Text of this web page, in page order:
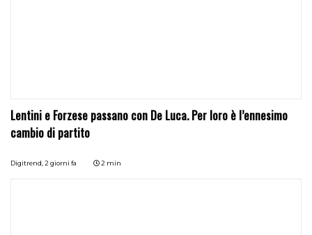
Lentini e Forzese passano con De Luca. Per loro è l’ennesimo
cambio di partito
Digitrend,2 giorni fa 2 min